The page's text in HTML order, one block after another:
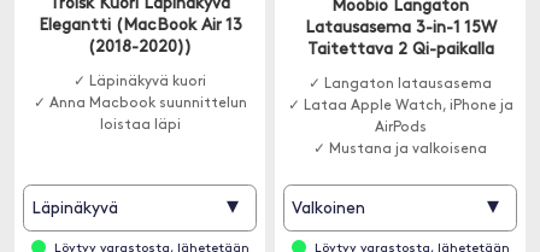
Trolsk Kuori Läpinäkyvä
Elegantti (MacBook Air 13
(2018-2020))
✓ Läpinäkyvä kuori
✓ Anna Macbook suunnittelun
loistaa läpi
Läpinäkyvä ▾
Löytyy varastosta, lähetetään
Moobio Langaton
Latausasema 3-in-1 15W
Taitettava 2 Qi-paikalla
✓ Langaton latausasema
✓ Lataa Apple Watch, iPhone ja
AirPods
✓ Mustana ja valkoisena
Valkoinen ▾
Löytyy varastosta, lähetetään